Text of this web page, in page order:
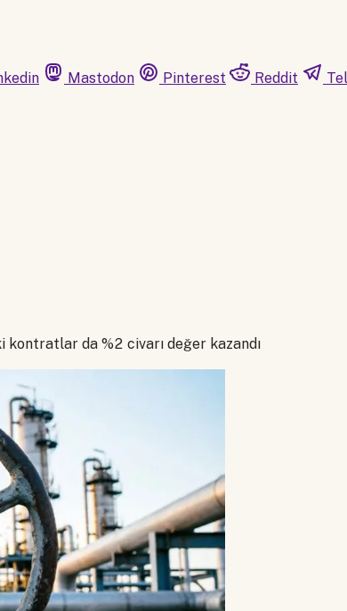
Mastodon Pinterest Reddit
da %2 civarı değer kazandı